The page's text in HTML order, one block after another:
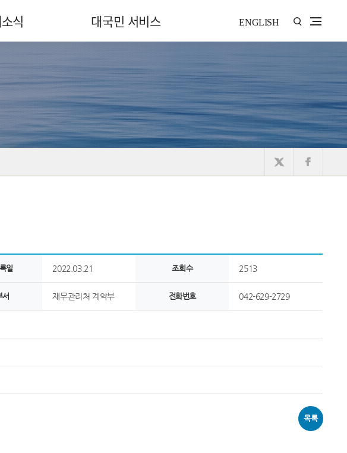
식 대국민 서비스 ENGLISH
일 2022.03.21 조회수 2513
서 재무관리처 계약부 전화번호 042-629-2729
목록